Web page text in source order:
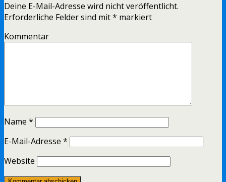
Deine E-Mail-Adresse wird nicht veröffentlicht.
Erforderliche Felder sind mit* markiert
Kommentar
Name *
E-Mail-Adresse *
Website